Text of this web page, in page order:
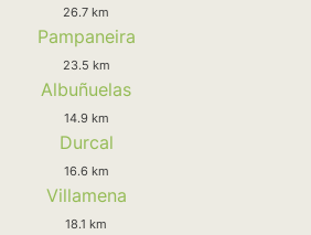
26.7 km
Pampaneira
23.5 km
Albuñuelas
14.9 km
Durcal
16.6 km
Villamena
18.1 km